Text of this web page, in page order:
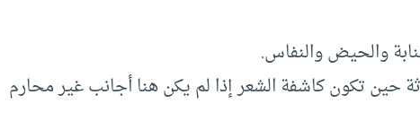
والحيض والنفاس.
حين تكون كاشفة الشعر إذا لم يكن هنا أجانب غير محارم